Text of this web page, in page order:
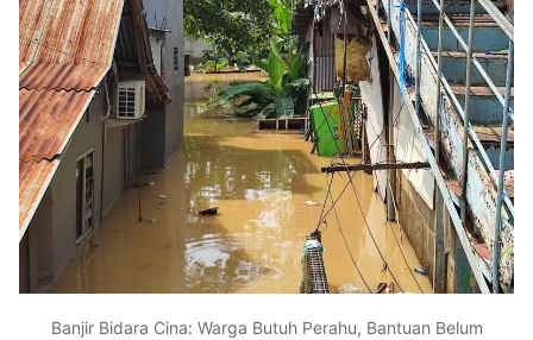
Banjir Bidara Cina: Warga Butuh Perahu, Bantuan Belum